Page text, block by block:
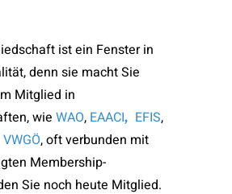
ist ein Fenster in
denn sie macht Sie
Mitglied in
wie WAO, EAACI, EFIS,
VWGÖ, oft verbunden mit
Membership-
Sie noch heute Mitglied.